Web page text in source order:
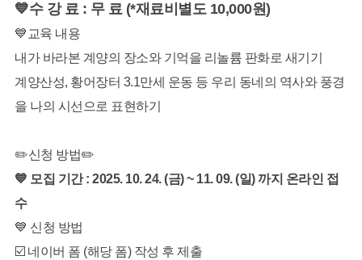
💙수 강 료 : 무 료 (*재료비별도 10,000원)
💙교육 내용
내가 바라본 계양의 장소와 기억을 리놀륨 판화로 새기기
계양산성, 황어장터 3.1만세 운동 등 우리 동네의 역사와 풍경
을 나의 시선으로 표현하기
✏️신청 방법✏️
💙 모집 기간 : 2025. 10. 24. (금) ~ 11. 09. (일)까지 온라인 접
수
💙 신청 방법
☑️ 네이버 폼 (해당 폼) 작성 후 제출